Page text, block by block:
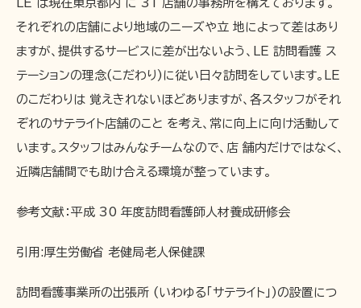
LE は現在東京都内 に 31 店舗の事務所を構えております。
それぞれの店舗により地域のニーズや立 地によって差はあり
ますが、提供するサービスに差が出ないよう、LE 訪問看護 ス
テーションの理念(こだわり)に従い日々訪問をしています。LE
のこだわりは 覚えきれないほどありますが、各スタッフがそれ
ぞれのサテライト店舗のこと を考え、常に向上に向け活動して
います。スタッフはみんなチームなので、店 舗内だけではなく、
近隣店舗間でも助け合える環境が整っています。
参考文献：平成 30 年度訪問看護師人材養成研修会
引用:厚生労働省 老健局老人保健課
訪問看護事業所の出張所 (いわゆる「サテライト」)の設置につ